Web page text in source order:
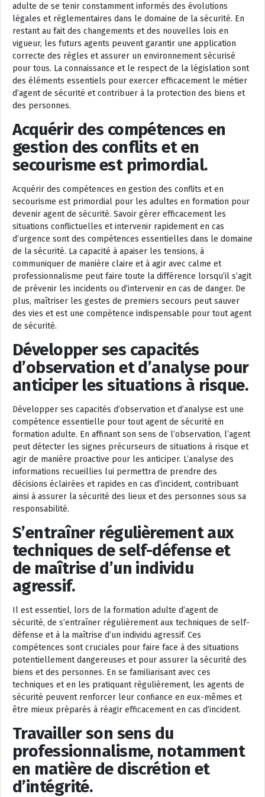
adulte de se tenir constamment informés des évolutions
légales et réglementaires dans le domaine de la sécurité. En
restant au fait des changements et des nouvelles lois en
vigueur, les futurs agents peuvent garantir une application
correcte des règles et assurer un environnement sécurisé
pour tous. La connaissance et le respect de la législation sont
des éléments essentiels pour exercer efficacement le métier
d’agent de sécurité et contribuer à la protection des biens et
des personnes.
Acquérir des compétences en
gestion des conflits et en
secourisme est primordial.
Acquérir des compétences en gestion des conflits et en
secourisme est primordial pour les adultes en formation pour
devenir agent de sécurité. Savoir gérer efficacement les
situations conflictuelles et intervenir rapidement en cas
d’urgence sont des compétences essentielles dans le domaine
de la sécurité. La capacité à apaiser les tensions, à
communiquer de manière claire et à agir avec calme et
professionnalisme peut faire toute la différence lorsqu’il s’agit
de prévenir les incidents ou d’intervenir en cas de danger. De
plus, maîtriser les gestes de premiers secours peut sauver
des vies et est une compétence indispensable pour tout agent
de sécurité.
Développer ses capacités
d’observation et d’analyse pour
anticiper les situations à risque.
Développer ses capacités d’observation et d’analyse est une
compétence essentielle pour tout agent de sécurité en
formation adulte. En affinant son sens de l’observation, l’agent
peut détecter les signes précurseurs de situations à risque et
agir de manière proactive pour les anticiper. L’analyse des
informations recueillies lui permettra de prendre des
décisions éclairées et rapides en cas d’incident, contribuant
ainsi à assurer la sécurité des lieux et des personnes sous sa
responsabilité.
S’entraîner régulièrement aux
techniques de self-défense et
de maîtrise d’un individu
agressif.
Il est essentiel, lors de la formation adulte d’agent de
sécurité, de s’entraîner régulièrement aux techniques de self-
défense et à la maîtrise d’un individu agressif. Ces
compétences sont cruciales pour faire face à des situations
potentiellement dangereuses et pour assurer la sécurité des
biens et des personnes. En se familiarisant avec ces
techniques et en les pratiquant régulièrement, les agents de
sécurité peuvent renforcer leur confiance en eux-mêmes et
être mieux préparés à réagir efficacement en cas d’incident.
Travailler son sens du
professionnalisme, notamment
en matière de discrétion et
d’intégrité.